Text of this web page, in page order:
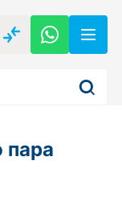
пара